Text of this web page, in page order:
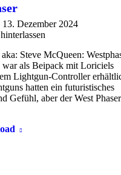
13. Dezember 2024
aka: Steve McQueen:
war als Beipack mit Loriciels
Lightgun-Controller
hatten ein futuristisches
Gefühl, aber der West Phaser